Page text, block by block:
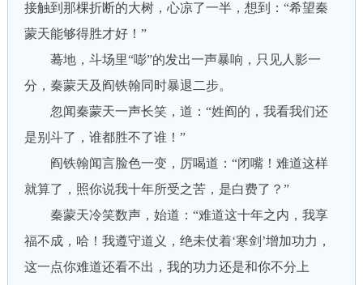
接触到那棵折断的大树，心凉了一半，想到：“希望秦
蒙天能够得胜才好！”
蓦地，斗场里“嘭”的发出一声暴响，只见人影一
分，秦蒙天及阎铁翰同时暴退二步。
忽闻秦蒙天一声长笑，道：“姓阎的，我看我们还
是别斗了，谁都胜不了谁！”
阎铁翰闻言脸色一变，厉喝道：“闭嘴！难道这样
就算了，照你说我十年所受之苦，是白费了？”
秦蒙天冷笑数声，始道：“难道这十年之内，我享
福不成，哈！我遵守道义，绝未仗着‘寒剑’增加功力，
这一点你难道还看不出，我的功力还是和你不分上